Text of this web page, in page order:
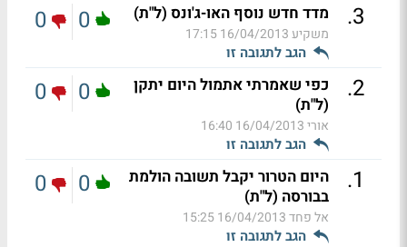
3
. מדד חדש נוסף האו-ג'ונס (ל"ת)
משקיע16/04/2013 17:15
הגב לתגובה זו
0
0
2
.
כפי שאמרתי אתמול היום יתקן
(ל"ת)
אורי16/04/2013 16:40
הגב לתגובה זו
0
0
1
.
היום הטרור יקבל תשובה הולמת
בבורסה (ל"ת)
אל פחד16/04/2013 15:25
הגב לתגובה זו
0
0